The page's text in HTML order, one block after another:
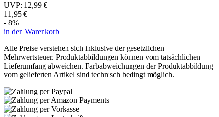
UVP: 12,99 €
11,95 €
- 8%
in den Warenkorb
Alle Preise verstehen sich inklusive der gesetzlichen
Mehrwertsteuer. Produktabbildungen können vom tatsächlichen
Lieferumfang abweichen. Farbabweichungen der Produktabbildung
vom gelieferten Artikel sind technisch bedingt möglich.